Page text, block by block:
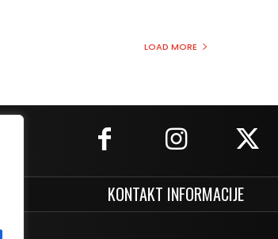
LOAD MORE
KONTAKT INFORMACIJE